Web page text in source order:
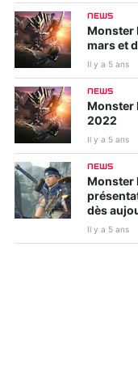
Kirby et le monde
oublié
Ghostwire : Tokyo
NEWS
Monster
mars et
Il y a 5 ans
NEWS
Monster
2022
Il y a 5 ans
NEWS
Monster
dès
Il y a 5 ans